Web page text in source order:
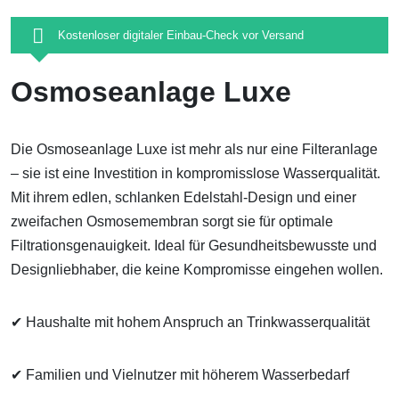
Kostenloser digitaler Einbau-Check vor Versand
Osmoseanlage Luxe
Die Osmoseanlage Luxe ist mehr als nur eine Filteranlage
– sie ist eine Investition in kompromisslose Wasserqualität.
Mit ihrem edlen, schlanken Edelstahl-Design und einer
zweifachen Osmosemembran sorgt sie für optimale
Filtrationsgenauigkeit. Ideal für Gesundheitsbewusste und
Designliebhaber, die keine Kompromisse eingehen wollen.
✔ Haushalte mit hohem Anspruch an Trinkwasserqualität
✔ Familien und Vielnutzer mit höherem Wasserbedarf